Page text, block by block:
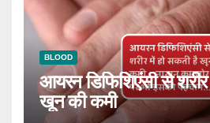
BLOOD
आयरन डिफिशिएंसी से
खून की कमी